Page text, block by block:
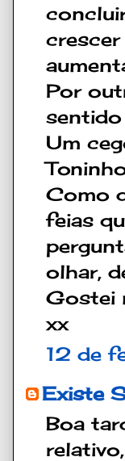
Por
sentido
Um
Como
feias
olhar,
Gostei
xx
12 de
Existe
Boa